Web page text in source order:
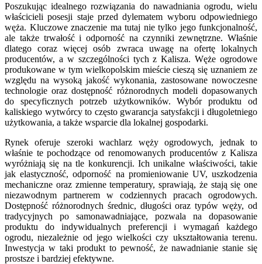
Poszukując idealnego rozwiązania do nawadniania ogrodu, wielu
właścicieli posesji staje przed dylematem wyboru odpowiedniego
węża. Kluczowe znaczenie ma tutaj nie tylko jego funkcjonalność,
ale także trwałość i odporność na czynniki zewnętrzne. Właśnie
dlatego coraz więcej osób zwraca uwagę na ofertę lokalnych
producentów, a w szczególności tych z Kalisza. Węże ogrodowe
produkowane w tym wielkopolskim mieście cieszą się uznaniem ze
względu na wysoką jakość wykonania, zastosowane nowoczesne
technologie oraz dostępność różnorodnych modeli dopasowanych
do specyficznych potrzeb użytkowników. Wybór produktu od
kaliskiego wytwórcy to często gwarancja satysfakcji i długoletniego
użytkowania, a także wsparcie dla lokalnej gospodarki.
Rynek oferuje szeroki wachlarz węży ogrodowych, jednak to
właśnie te pochodzące od renomowanych producentów z Kalisza
wyróżniają się na tle konkurencji. Ich unikalne właściwości, takie
jak elastyczność, odporność na promieniowanie UV, uszkodzenia
mechaniczne oraz zmienne temperatury, sprawiają, że stają się one
niezawodnym partnerem w codziennych pracach ogrodowych.
Dostępność różnorodnych średnic, długości oraz typów węży, od
tradycyjnych po samonawadniające, pozwala na dopasowanie
produktu do indywidualnych preferencji i wymagań każdego
ogrodu, niezależnie od jego wielkości czy ukształtowania terenu.
Inwestycja w taki produkt to pewność, że nawadnianie stanie się
prostsze i bardziej efektywne.